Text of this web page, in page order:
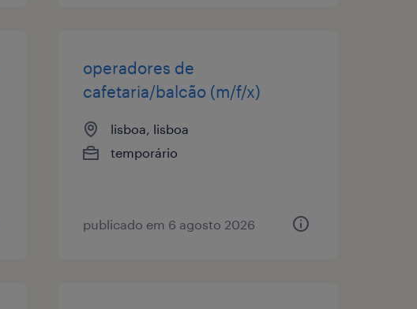
operadores de
cafetaria/balcão (m/f/x)
lisboa, lisboa
temporário
publicado em 6 agosto 2026